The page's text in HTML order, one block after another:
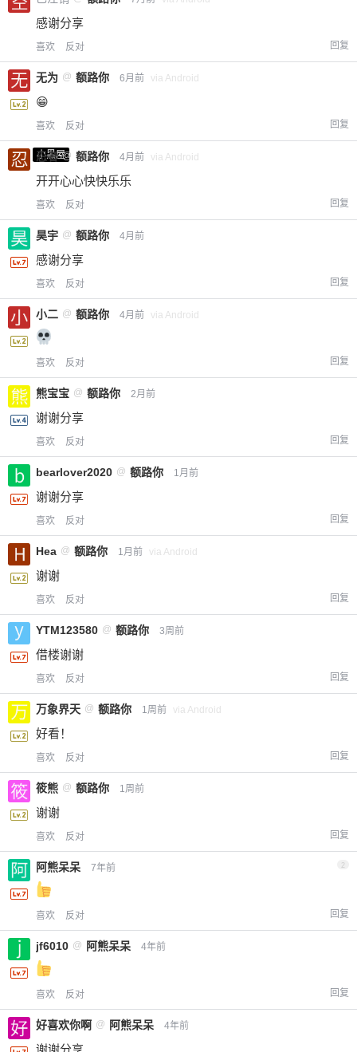
感谢分享
喜欢 反对 回复
无为 @ 额路你 6月前 via Android
😁
喜欢 反对 回复
小黑屋
忍者 @ 额路你 4月前 via Android
开开心心快快乐乐
喜欢 反对 回复
昊宇 @ 额路你 4月前
感谢分享
喜欢 反对 回复
小二 @ 额路你 4月前 via Android
喜欢 反对 回复
熊宝宝 @ 额路你 2月前
谢谢分享
喜欢 反对 回复
bearlover2020 @ 额路你 1月前
谢谢分享
喜欢 反对 回复
Hea @ 额路你 1月前 via Android
谢谢
喜欢 反对 回复
YTM123580 @ 额路你 3周前
借楼谢谢
喜欢 反对 回复
万象界天 @ 额路你 1周前 via Android
好看！
喜欢 反对 回复
筱熊 @ 额路你 1周前
谢谢
喜欢 反对 回复
阿熊呆呆 7年前 2
喜欢 反对 回复
jf6010 @ 阿熊呆呆 4年前
喜欢 反对 回复
好喜欢你啊 @ 阿熊呆呆 4年前
谢谢分享